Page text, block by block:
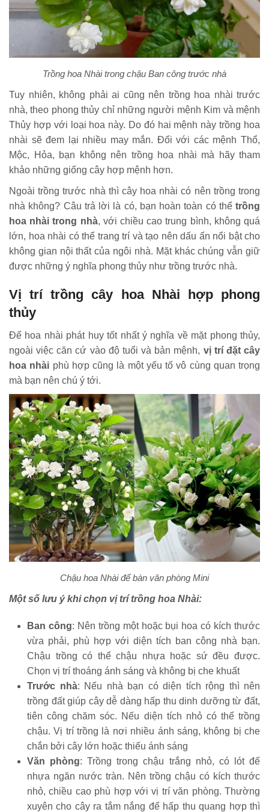
Trồng hoa Nhài trong chậu Ban công trước nhà
Tuy nhiên, không phải ai cũng nên trồng hoa nhài trước
nhà, theo phong thủy chỉ những người mệnh Kim và mệnh
Thủy hợp với loại hoa này. Do đó hai mệnh này trồng hoa
nhài sẽ đem lại nhiều may mắn. Đối với các mệnh Thổ,
Mộc, Hỏa, bạn không nên trồng hoa nhài mà hãy tham
khảo những giống cây hợp mệnh hơn.
Ngoài trồng trước nhà thì cây hoa nhài có nên trồng trong
nhà không? Câu trả lời là có, bạn hoàn toàn có thể trồng
hoa nhài trong nhà, với chiều cao trung bình, không quá
lớn, hoa nhài có thể trang trí và tạo nên dấu ấn nổi bật cho
không gian nội thất của ngôi nhà. Mặt khác chúng vẫn giữ
được những ý nghĩa phong thủy như trồng trước nhà.
Vị trí trồng cây hoa Nhài hợp phong
thủy
Để hoa nhài phát huy tốt nhất ý nghĩa về mặt phong thủy,
ngoài việc căn cứ vào độ tuổi và bản mệnh, vị trí đặt cây
hoa nhài phù hợp cũng là một yếu tố vô cùng quan trọng
mà bạn nên chú ý tới.
Chậu hoa Nhài để bàn văn phòng Mini
Một số lưu ý khi chọn vị trí trồng hoa Nhài:
Ban công: Nên trồng một hoặc bụi hoa có kích thước
vừa phải, phù hợp với diện tích ban công nhà bạn.
Chậu trồng có thể chậu nhựa hoặc sứ đều được.
Chọn vị trí thoáng ánh sáng và không bị che khuất
Trước nhà: Nếu nhà bạn có diện tích rộng thì nên
trồng đất giúp cây dễ dàng hấp thu dinh dưỡng từ đất,
tiên công chăm sóc. Nếu diện tích nhỏ có thể trồng
chậu. Vị trí trồng là nơi nhiều ánh sáng, không bị che
chắn bởi cây lớn hoặc thiếu ánh sáng
Văn phòng: Trồng trong chậu trắng nhỏ, có lót đế
nhựa ngăn nước tràn. Nên trồng chậu có kích thước
nhỏ, chiều cao phù hợp với vị trí văn phòng. Thường
xuyên cho cây ra tắm nắng để hấp thu quang hợp thì